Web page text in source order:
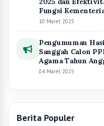
Pemilihan Ketua
Tema Suara
Refleksi Akhir
yang Lebih Baik
Berlandaskan Takwa
8,021 dibaca